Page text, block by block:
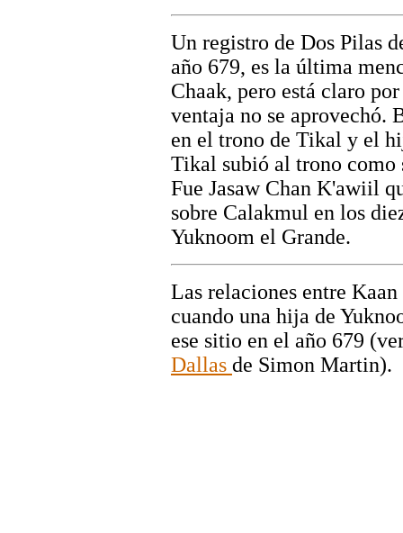
Un registro de Dos Pilas
año 679, es la última
Chaak, pero está claro
ventaja no se aprovechó.
en el trono de Tikal y el
Tikal subió al trono como
Fue Jasaw Chan K'awiil
sobre Calakmul en los
Yuknoom el Grande.
Las relaciones entre
cuando una hija de
ese sitio en el año 679
Dallas de Simon Martin).